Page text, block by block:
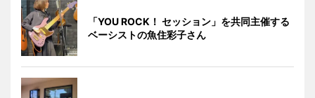
「YOU ROCK！ セッション」を共同主催する
ベーシストの魚住彩子さん